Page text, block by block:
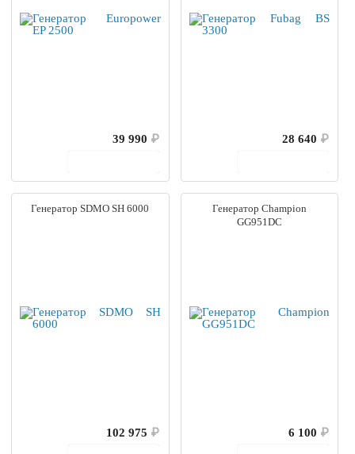
39 990 ₽
28 640 ₽
Генератор SDMO SH 6000
102 975 ₽
Генератор Champion
GG951DC
6 100 ₽